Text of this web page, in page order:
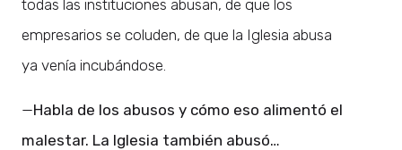
todas las instituciones abusan, de que los
empresarios se coluden, de que la Iglesia abusa
ya venía incubándose.
—Habla de los abusos y cómo eso alimentó el
malestar. La Iglesia también abusó…